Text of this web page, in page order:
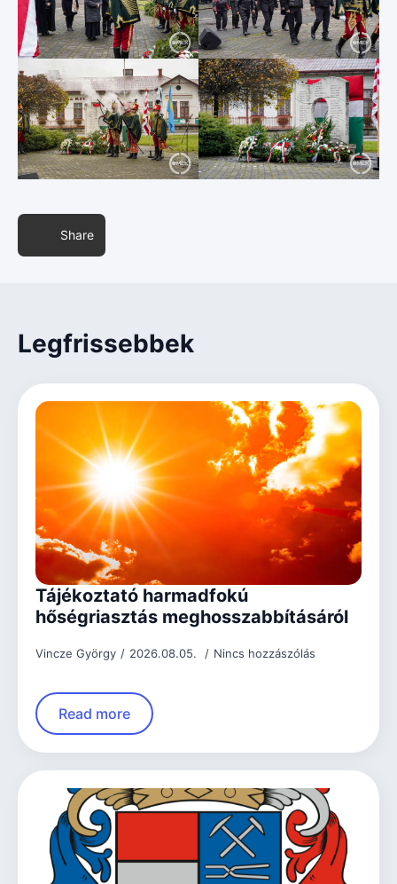
Share
Legfrissebbek
Tájékoztató harmadfokú
hőségriasztás meghosszabbításáról
Vincze György 2026.08.05. Nincs hozzászólás
Read more